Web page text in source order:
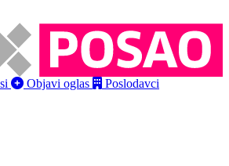
Objavi oglas Poslodavci